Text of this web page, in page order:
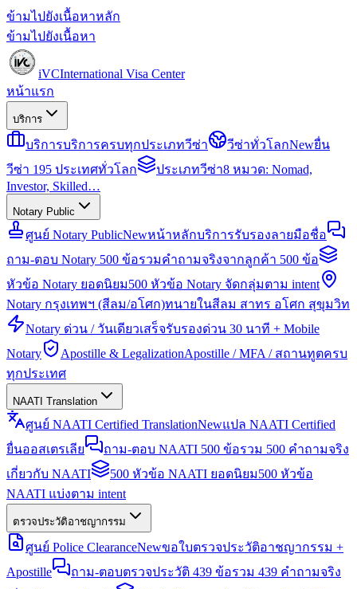
ข้ามไปยังเนื้อหาหลัก
ข้ามไปยังเนื้อหา
iVCInternational Visa Center
หน้าแรก
บริการ
บริการบริการครบทุกประเภทวีซ่า วีซ่าทั่วโลกNewยื่น
วีซ่า 195 ประเทศทั่วโลก
ประเภทวีซ่า8 หมวด: Nomad,
Investor, Skilled…
Notary Public
ศูนย์ Notary PublicNewหน้าหลักบริการรับรองลายมือชื่อ
ถาม-ตอบ Notary 500 ข้อรวมคำถามจริงจากลูกค้า 500 ข้อ
หัวข้อ Notary ยอดนิยม500 หัวข้อ Notary จัดกลุ่มตาม intent
Notary กรุงเทพฯ (สีลม/อโศก)ทนายในสีลม สาทร อโศก สุขุมวิท
Notary ด่วน / วันเดียวเสร็จรับรองด่วน 30 นาที + Mobile
Notary
Apostille & LegalizationApostille / MFA / สถานทูตครบ
ทุกประเทศ
NAATI Translation
ศูนย์ NAATI Certified TranslationNewแปล NAATI Certified
ยื่นออสเตรเลีย
ถาม-ตอบ NAATI 500 ข้อรวม 500 คำถามจริง
เกี่ยวกับ NAATI
500 หัวข้อ NAATI ยอดนิยม500 หัวข้อ
NAATI แบ่งตาม intent
ตรวจประวัติอาชญากรรม
ศูนย์ Police ClearanceNewขอใบตรวจประวัติอาชญากรรม +
Apostille
ถาม-ตอบตรวจประวัติ 439 ข้อรวม 439 คำถามจริง